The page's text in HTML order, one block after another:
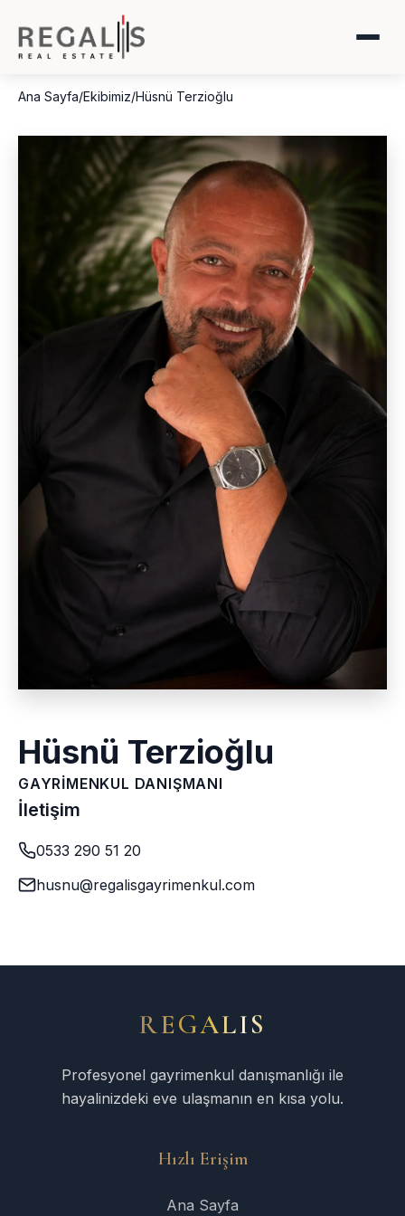
Ana Sayfa/Ekibimiz/Hüsnü Terzioğlu
Hüsnü Terzioğlu
GAYRIMENKUL DANIŞMANI
İletişim
0533 290 51 20
husnu@regalisgayrimenkul.com
REGALIS
Profesyonel gayrimenkul danışmanlığı ile
hayalinizdeki eve ulaşmanın en kısa yolu.
Hızlı Erişim
Ana Sayfa